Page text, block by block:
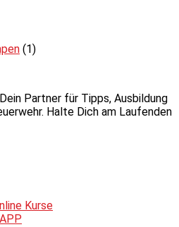
(1)
Partner für Tipps, Ausbildung
Halte Dich am Laufenden
Kurse